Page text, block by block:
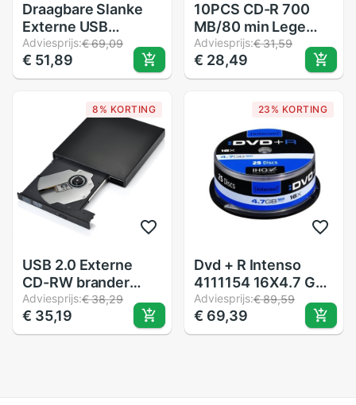
Draagbare Slanke
Externe USB
DVDROM DVDRW
Brander Writer
Optische Drive Voor
Notebook PC Black
Adviesprijs:€ 69,09
€ 51,89
10PCS CD-R 700
MB/80 min Lege
Schijf Grade EEN
52X Multispeed
Muziek CD Schijf
Adviesprijs:€ 31,59
€ 28,49
8% KORTING
USB 2.0 Externe
CD-RW brander
DVD-R combo
speler drive Super
drive datakabel,
Adviesprijs:€ 38,29
€ 35,19
23% KORTING
Dvd + R Intenso
4111154 16X4.7 Gb
25 Stuks
Adviesprijs:€ 89,59
€ 69,39